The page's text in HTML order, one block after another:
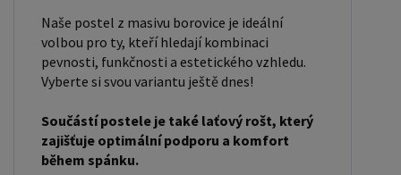
stolky, komody atd. - nakupujte - ZDE Přikrývky,
polštáře, chrániče, toppery - nakupujte - ZDE
Rozměry postele: Rozměry postele jsou klíčové
pro pohodlí a funkčnost ložnice. Výška postele by
měla být taková, abyste mohli snadno vstávat a
lehat. Rozměry postele mohou ovlivnit celkový
vzhled a funkčnost vaší ložnice. V naší nabídce
Naše postel z masivu borovice je ideální
volbou pro ty, kteří hledají kombinaci
pevnosti, funkčnosti a estetického vzhledu.
Vyberte si svou variantu ještě dnes!
Součástí postele je také laťový rošt, který
zajišťuje optimální podporu a komfort
během spánku.